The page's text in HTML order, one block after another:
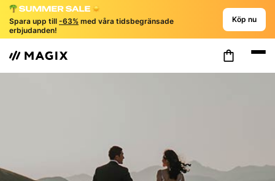
Spara upp till -63% med våra tidsbegränsade
erbjudanden!
Köp nu